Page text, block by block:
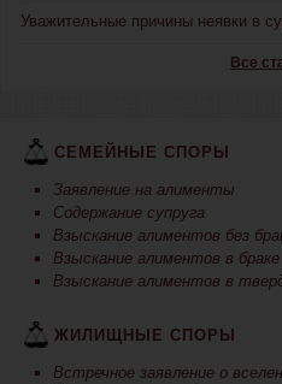
Уважительные причины неявки в
Все
СЕМЕЙНЫЕ СПОРЫ
Заявление на алименты
Содержание супруга
Взыскание алиментов без
Взыскание алиментов в браке
Взыскание алиментов в
ЖИЛИЩНЫЕ СПОРЫ
Встречное заявление о